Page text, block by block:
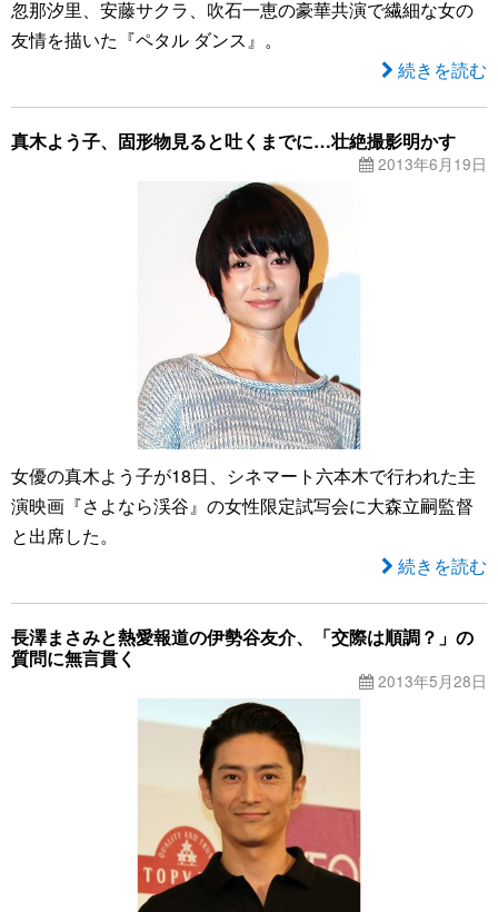
忽那汐里、安藤サクラ、吹石一恵の豪華共演で繊細な女の
友情を描いた『ペタル ダンス』。
続きを読む
真木よう子、固形物見ると吐くまでに…壮絶撮影明かす
2013年6月19日
女優の真木よう子が18日、シネマート六本木で行われた主
演映画『さよなら渓谷』の女性限定試写会に大森立嗣監督
と出席した。
続きを読む
長澤まさみと熱愛報道の伊勢谷友介、「交際は順調？」の
質問に無言貫く
2013年5月28日